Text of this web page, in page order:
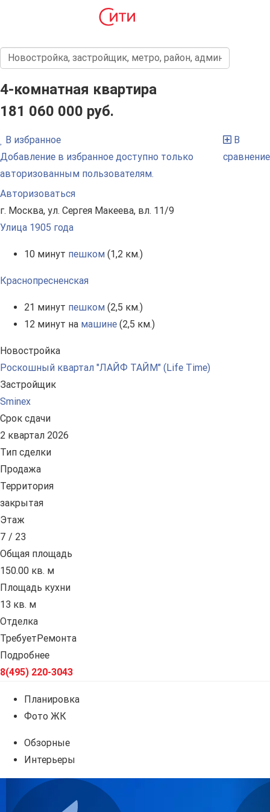
4-комнатная квартира
181 060 000 руб.
В избранное
Добавление в избранное доступно только
авторизованным пользователям.
Авторизоваться
В
сравнение
г. Москва, ул. Сергея Макеева, вл. 11/9
Улица 1905 года
10 минут пешком (1,2 км.)
Краснопресненская
21 минут пешком (2,5 км.)
12 минут на машине (2,5 км.)
Новостройка
Роскошный квартал "ЛАЙФ ТАЙМ" (Life Time)
Застройщик
Sminex
Срок сдачи
2 квартал 2026
Тип сделки
Продажа
Территория
закрытая
Этаж
7 / 23
Общая площадь
150.00 кв. м
Площадь кухни
13 кв. м
Отделка
ТребуетРемонта
Подробнее
8(495) 220-3043
Планировка
Фото ЖК
Обзорные
Интерьеры